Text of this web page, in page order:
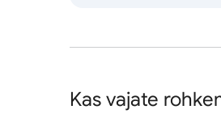
Kas vajate